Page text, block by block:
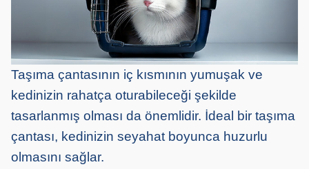
Taşıma çantasının iç kısmının yumuşak ve
kedinizin rahatça oturabileceği şekilde
tasarlanmış olması da önemlidir. İdeal bir taşıma
çantası, kedinizin seyahat boyunca huzurlu
olmasını sağlar.